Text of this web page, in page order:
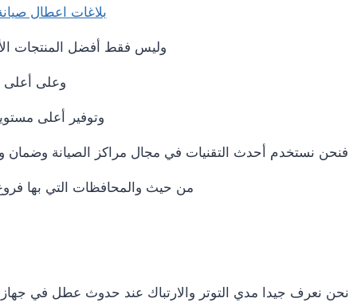
بلاغات اعطال
وليس فقط أفضل المنتجات
وعلى أعلى
وتوفير أعلى
فنحن نستخدم أحدث التقنيات في مجال مراكز الصيانة وضمان
من حيث والمحافظات التي بها فروع
نحن نعرف جيدا مدي التوتر والارتباك عند حدوث عطل في